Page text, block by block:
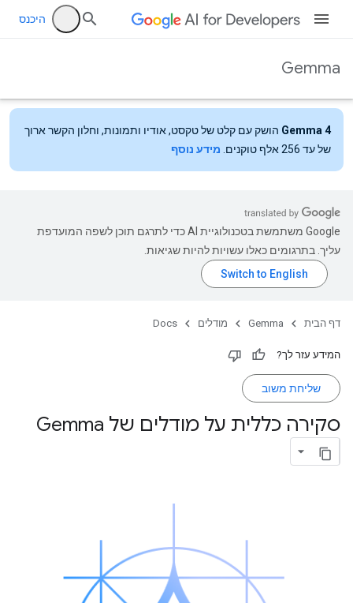
היכנס
Gemma
Gemma 4 הושק עם קלט של טקסט, אודיו ותמונות, וחלון הקשר ארוך
של עד 256 אלף טוקנים.
מידע נוסף
‫Google משתמשת בטכנולוגיית AI כדי לתרגם תוכן לשפה המועדפת
עליך. בתרגומים כאלו עשויות להיות שגיאות.
דף הבית Gemma מודלים Docs
המידע עזר לך?
שליחת משוב
סקירה כללית על מודלים של Gemma